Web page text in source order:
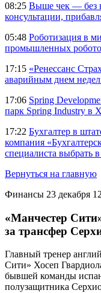
08:25 Выше чек — без
консультации,
05:48 Роботизация в
промышленных
17:15 «Ренессанс
аварийным днем
17:06 Spring
парк Spring Industry в
17:22 Бухгалтер в
компания
специалиста выбрать
Вернуться на главную
Финансы 23 декабря
«Манчестер
за трансфер
Главный тренер
Сити» Хосеп
бывшей команды
полузащитника